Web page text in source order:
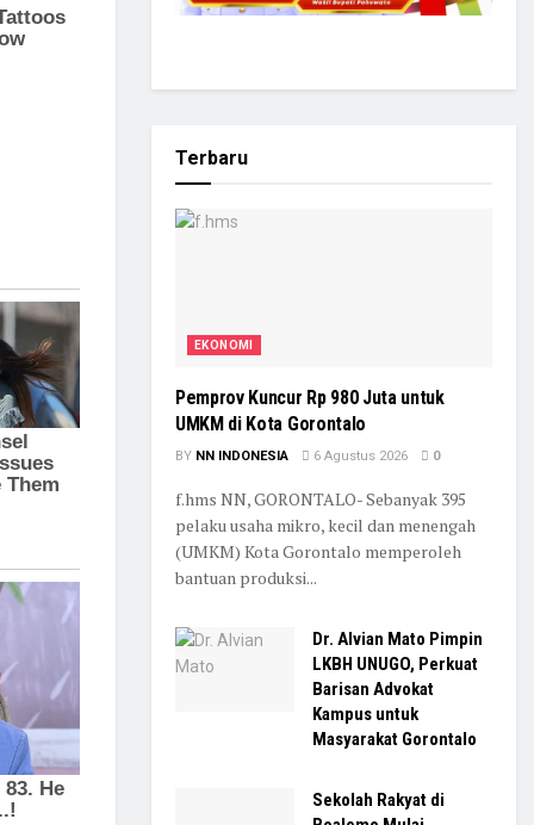
Terbaru
EKONOMI
Pemprov Kuncur Rp 980 Juta untuk
UMKM di Kota Gorontalo
BY NN INDONESIA 6 Agustus 2026 0
f.hms NN, GORONTALO- Sebanyak 395
pelaku usaha mikro, kecil dan menengah
(UMKM) Kota Gorontalo memperoleh
bantuan produksi...
Dr. Alvian Mato Pimpin
LKBH UNUGO, Perkuat
Barisan Advokat
Kampus untuk
Masyarakat Gorontalo
Sekolah Rakyat di